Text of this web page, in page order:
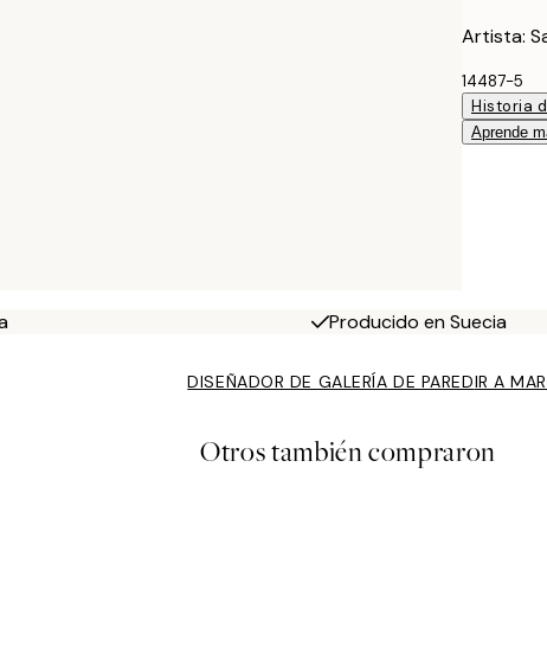
Artista:
14487-5
Historia
Aprende
Producido en Suecia
DISEÑADOR DE GALERÍA DE PAREDIR A
Otros también compraron